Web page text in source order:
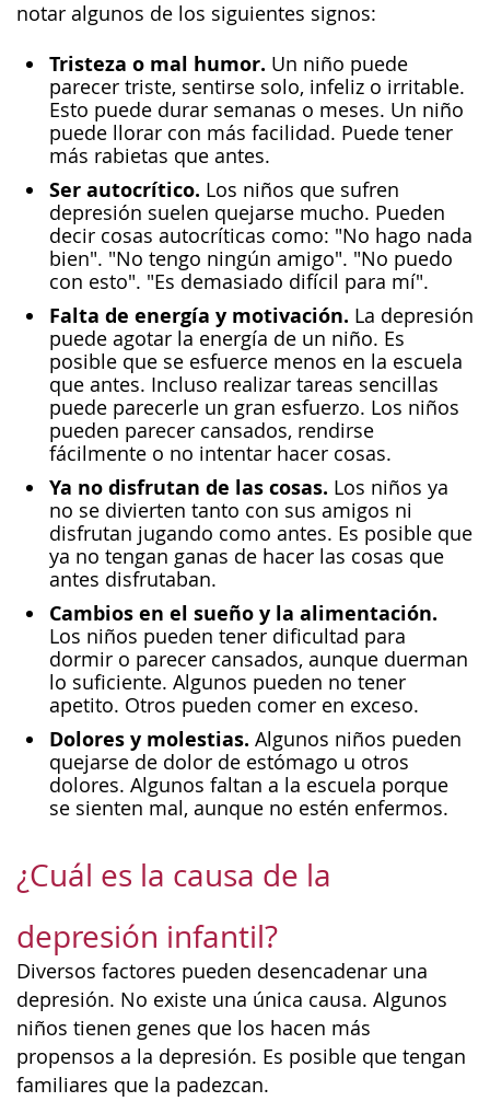
notar algunos de los siguientes signos:
Tristeza o mal humor. Un niño puede
parecer triste, sentirse solo, infeliz o irritable.
Esto puede durar semanas o meses. Un niño
puede llorar con más facilidad. Puede tener
más rabietas que antes.
Ser autocrítico. Los niños que sufren
depresión suelen quejarse mucho. Pueden
decir cosas autocríticas como: "No hago nada
bien". "No tengo ningún amigo". "No puedo
con esto". "Es demasiado difícil para mí".
Falta de energía y motivación. La depresión
puede agotar la energía de un niño. Es
posible que se esfuerce menos en la escuela
que antes. Incluso realizar tareas sencillas
puede parecerle un gran esfuerzo. Los niños
pueden parecer cansados, rendirse
fácilmente o no intentar hacer cosas.
Ya no disfrutan de las cosas. Los niños ya
no se divierten tanto con sus amigos ni
disfrutan jugando como antes. Es posible que
ya no tengan ganas de hacer las cosas que
antes disfrutaban.
Cambios en el sueño y la alimentación.
Los niños pueden tener dificultad para
dormir o parecer cansados, aunque duerman
lo suficiente. Algunos pueden no tener
apetito. Otros pueden comer en exceso.
Dolores y molestias. Algunos niños pueden
quejarse de dolor de estómago u otros
dolores. Algunos faltan a la escuela porque
se sienten mal, aunque no estén enfermos.
¿Cuál es la causa de la
depresión infantil?
Diversos factores pueden desencadenar una
depresión. No existe una única causa. Algunos
niños tienen genes que los hacen más
propensos a la depresión. Es posible que tengan
familiares que la padezcan.